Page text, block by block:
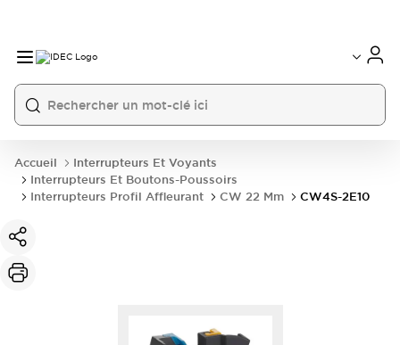
Accueil
Interrupteurs Et Voyants
Interrupteurs Et Boutons-Poussoirs
Interrupteurs Profil Affleurant
CW 22 Mm CW4S-2E10